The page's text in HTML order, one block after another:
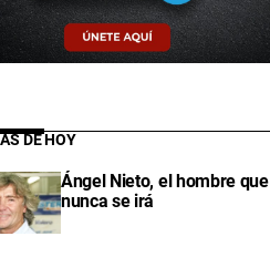
DE HOY
Ángel Nieto, el hombre que
nunca se irá